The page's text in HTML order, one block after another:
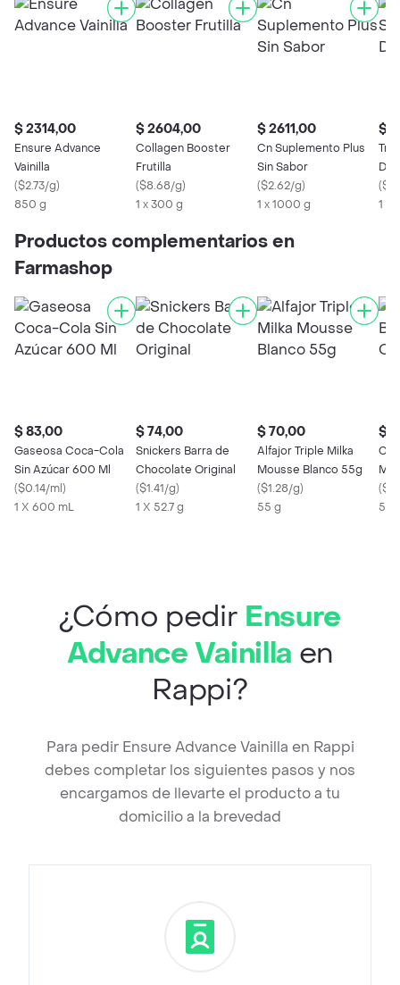
$ 2314,00
Ensure Advance
Vainilla
($2.73/g)
850 g
$ 2604,00
Collagen Booster
Frutilla
($8.68/g)
1 x 300 g
$ 2611,00
Cn Suplemento Plus
Sin Sabor
($2.62/g)
1 x 1000 g
$
(
1 x
Productos complementarios en
Farmashop
$ 83,00
Gaseosa Coca-Cola
Sin Azúcar 600 Ml
($0.14/ml)
1 X 600 mL
$ 74,00
Snickers Barra de
Chocolate Original
($1.41/g)
1 X 52.7 g
$ 70,00
Alfajor Triple Milka
Mousse Blanco 55g
($1.28/g)
55 g
$
(
55
¿Cómo pedir Ensure
Advance Vainilla en
Rappi?
Para pedir Ensure Advance Vainilla en Rappi
debes completar los siguientes pasos y nos
encargamos de llevarte el producto a tu
domicilio a la brevedad